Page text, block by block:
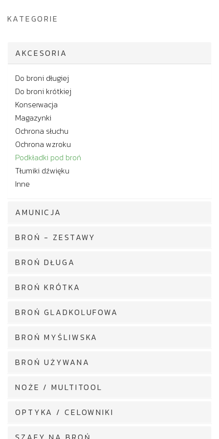
KATEGORIE
AKCESORIA
Do broni długiej
Do broni krótkiej
Konserwacja
Magazynki
Ochrona słuchu
Ochrona wzroku
Podkładki pod broń
Tłumiki dźwięku
Inne
AMUNICJA
BROŃ - ZESTAWY
BROŃ DŁUGA
BROŃ KRÓTKA
BROŃ GLADKOLUFOWA
BROŃ MYŚLIWSKA
BROŃ UŻYWANA
NOŻE / MULTITOOL
OPTYKA / CELOWNIKI